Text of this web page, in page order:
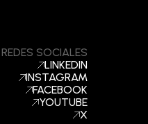
REDES SOCIALES
LINKEDIN
INSTAGRAM
FACEBOOK
YOUTUBE
X